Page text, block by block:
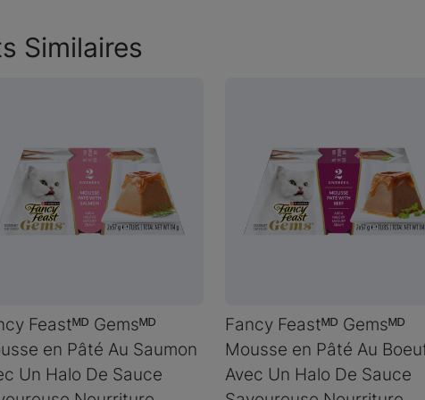
Similaires
Feastᴹᴰ Gemsᴹᴰ
en Pâté Au Saumon
Un Halo De Sauce
Fancy Feastᴹᴰ Gemsᴹᴰ
Mousse en Pâté Au
Avec Un Halo De Sauce